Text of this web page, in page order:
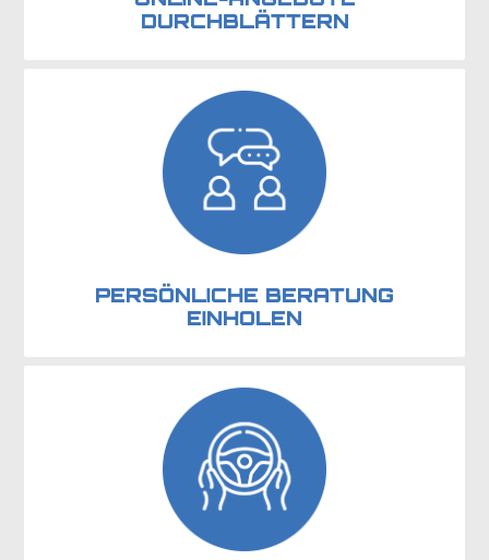
DURCHBLÄTTERN
PERSÖNLICHE BERATUNG
EINHOLEN